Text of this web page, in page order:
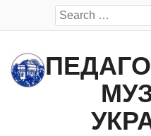
Search
for: